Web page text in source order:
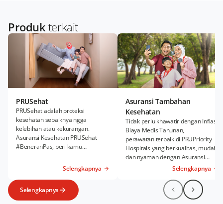
Produk terkait
PRUSehat
PRUSehat adalah proteksi
kesehatan sebaiknya ngga
kelebihan atau kekurangan.
Asuransi Kesehatan PRUSehat
#BeneranPas, beri kamu
Rawat Jalan sesuai kebutuhanmu.
Selengkapnya
Asuransi Tambahan
Kesehatan
Tidak perlu khawatir dengan Inflasi
Biaya Medis Tahunan,
perawatan terbaik di PRUPriority
Hospitals yang berkualitas, mudah,
dan nyaman dengan Asuransi
Kesehatan Tambahan PRUWell
Selengkapnya
Selengkapnya